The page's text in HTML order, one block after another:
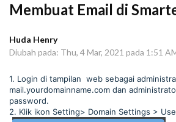
Membuat Email di
Huda Henry
Diubah pada: Thu, 4 Mar, 2021 pada 1:51
1. Login di tampilan web sebagai
mail.yourdomainname.com dan
password.
2. Klik ikon Setting> Domain Settings >